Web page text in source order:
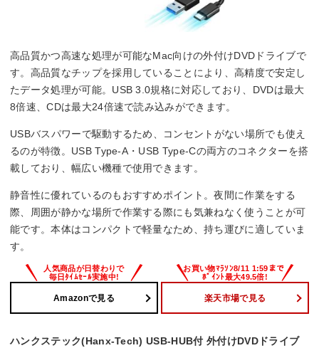
高品質かつ高速な処理が可能なMac向けの外付けDVDドライブで
す。高品質なチップを採用していることにより、高精度で安定し
たデータ処理が可能。USB 3.0規格に対応しており、DVDは最大
8倍速、CDは最大24倍速で読み込みができます。
USBバスパワーで駆動するため、コンセントがない場所でも使え
るのが特徴。USB Type-A・USB Type-Cの両方のコネクターを搭
載しており、幅広い機種で使用できます。
静音性に優れているのもおすすめポイント。夜間に作業をする
際、周囲が静かな場所で作業する際にも気兼ねなく使うことが可
能です。本体はコンパクトで軽量なため、持ち運びに適していま
す。
Amazonで見る 楽天市場で見る
ハンクステック(Hanx-Tech) USB-HUB付 外付けDVDドライブ